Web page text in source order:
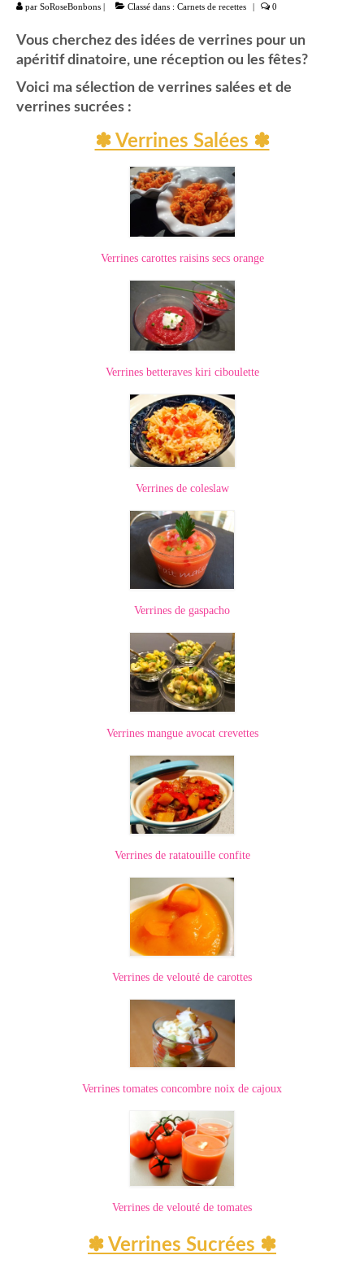
Plats
Légumes
Pâtes Riz Polenta
Tartes Pizzas Croq’
Bavarois Charlottes Mousses
Brownies Cookies Muffins
Caramel Compotes Confitures
Clafoutis Crèmes Flans
Crumbles Gâteaux secs Sablés
Friandises Mignardises
Gâteaux Tartes
Panna cotta Tiramisu
Cocktails
par SoRoseBonbons | Classé dans : Carnets de recettes | 0
Vous cherchez des idées de verrines pour un
apéritif dinatoire, une réception ou les fêtes?
Voici ma sélection de verrines salées et de
verrines sucrées :
✽ Verrines Salées ✽
Verrines carottes raisins secs orange
Verrines betteraves kiri ciboulette
Verrines de coleslaw
Verrines de gaspacho
Verrines mangue avocat crevettes
Verrines de ratatouille confite
Verrines de velouté de carottes
Verrines tomates concombre noix de cajoux
Verrines de velouté de tomates
✽ Verrines Sucrées ✽